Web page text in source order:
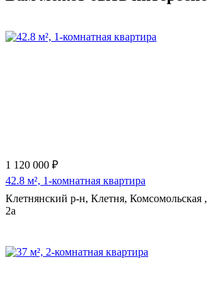
1 120 000 ₽
42.8 м², 1-комнатная квартира
Клетнянский р-н, Клетня, Комсомольская ,
2а